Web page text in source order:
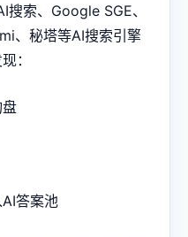
索、Google SGE、
、秘塔等AI搜索引擎
：
答案池